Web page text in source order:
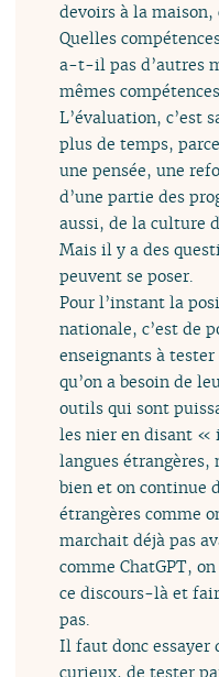
devoirs à la maison,
Quelles
a-t-il pas d’autres
mêmes
L’évaluation, c’est
plus de temps,
une pensée, une
d’une partie des
aussi, de la culture
Mais il y a des
peuvent se poser.
Pour l’instant la
nationale, c’est de
enseignants à
qu’on a besoin de
outils qui sont
les nier en disant «
langues étrangères,
bien et on continue
étrangères comme
marchait déjà pas
comme ChatGPT,
ce discours-là et
pas.
Il faut donc essayer
curieux, de tester